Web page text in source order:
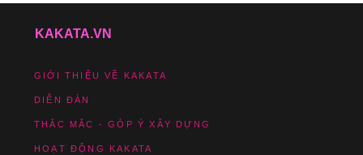
KAKATA.VN
GIỚI THIỆU VỀ KAKATA
DIỄN ĐÀN
THẮC MẮC - GÓP Ý XÂY DỰNG
HOẠT ĐỘNG KAKATA